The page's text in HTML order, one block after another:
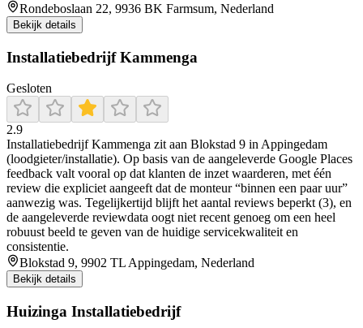
Rondeboslaan 22, 9936 BK Farmsum, Nederland
Bekijk details
Installatiebedrijf Kammenga
Gesloten
2.9
Installatiebedrijf Kammenga zit aan Blokstad 9 in Appingedam
(loodgieter/installatie). Op basis van de aangeleverde Google Places
feedback valt vooral op dat klanten de inzet waarderen, met één
review die expliciet aangeeft dat de monteur “binnen een paar uur”
aanwezig was. Tegelijkertijd blijft het aantal reviews beperkt (3), en
de aangeleverde reviewdata oogt niet recent genoeg om een heel
robuust beeld te geven van de huidige servicekwaliteit en
consistentie.
Blokstad 9, 9902 TL Appingedam, Nederland
Bekijk details
Huizinga Installatiebedrijf